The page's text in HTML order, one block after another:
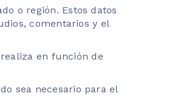
o región. Estos datos
comentarios y el
en función de
sea necesario para el